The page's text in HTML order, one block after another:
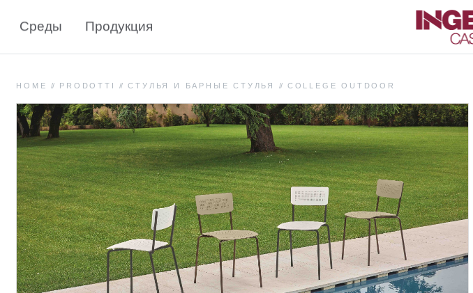
Среды Продукция
HOME // PRODOTTI // СТУЛЬЯ И БАРНЫЕ СТУЛЬЯ // COLLEGE OUTDOOR